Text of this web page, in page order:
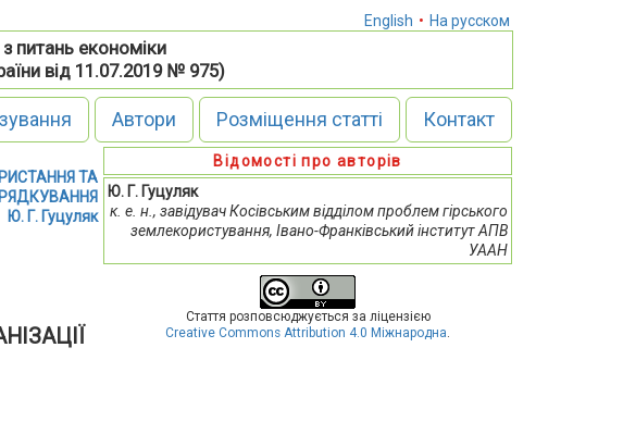
English • На русском
питань економіки
від 11.07.2019 № 975)
Автори Розміщення статті Контакт
ТА
Ю. Г. Гуцуляк
Відомості про авторів
Ю. Г. Гуцуляк
к. е. н., завідувач Косівським відділом проблем гірського
землекористування, Івано-Франківський інститут АПВ
УААН
Стаття розповсюджується за ліцензією
Creative Commons Attribution 4.0 Міжнародна.